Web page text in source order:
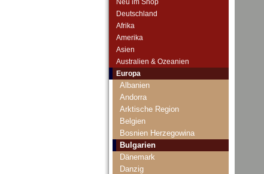
Deutschland
Afrika
Amerika
Asien
Australien & Ozeanien
Europa
Albanien
Andorra
Arktische Region
Belgien
Bosnien Herzegowina
Bulgarien
Dänemark
Danzig